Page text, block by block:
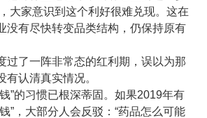
大家意识到这个利好很难兑现。这在
没有尽快转变品类结构，仍保持原有
过了一阵非常态的红利期，误以为那
认清真实情况。
”的习惯已根深蒂固。如果2019年有
”，大部分人会反驳：“药品怎么可能